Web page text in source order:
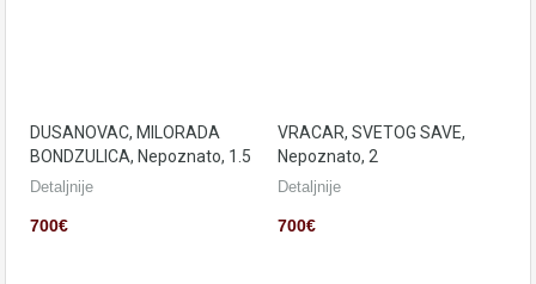
DUSANOVAC, MILORADA
BONDZULICA, Nepoznato, 1.5
Detaljnije
700€
VRACAR, SVETOG SAVE,
Nepoznato, 2
Detaljnije
700€